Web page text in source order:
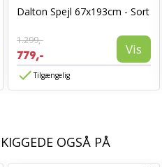
Dalton Spejl 67x193cm - Sort
1.299,-
779,- Vis
Tilgængelig
OGSÅ PÅ